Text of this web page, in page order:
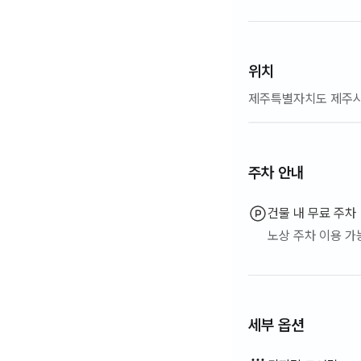
위치
제주특별자치도 제주
주차 안내
건물 내 무료 주차
노상 주차 이용 가
세부 옵션